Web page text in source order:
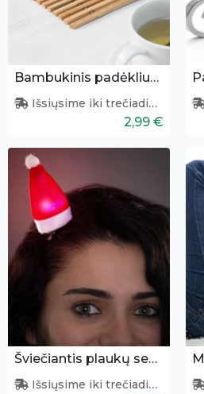
Bambukinis padėkliukas
Išsiųsime iki trečiadienio
2,99 €
Šviečiantis plaukų segtukas - kalėdinė kepurėlė
Išsiųsime iki trečiadienio